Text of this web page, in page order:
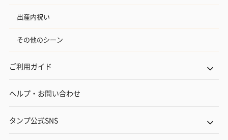
出産内祝い
その他のシーン
ご利用ガイド
ヘルプ・お問い合わせ
タンプ公式SNS